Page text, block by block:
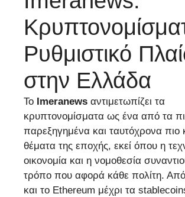
Ρυθμιστικό
στην Ελλάδα
Το Imeranews αντιμετωπίζει τα
κρυπτονομίσματα ως ένα από τα
παρεξηγημένα και ταυτόχρονα πιο
θέματα της εποχής, εκεί όπου η
οικονομία και η νομοθεσία
τρόπο που αφορά κάθε πολίτη.
και το Ethereum μέχρι τα